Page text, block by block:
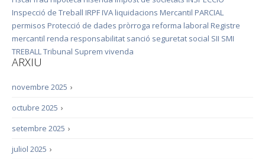
Inspecció de Treball IRPF IVA liquidacions Mercantil PARCIAL
permisos Protecció de dades pròrroga reforma laboral Registre
mercantil renda responsabilitat sanció seguretat social SII SMI
TREBALLTribunal Suprem vivenda
ARXIU
›
novembre 2025
›
octubre 2025
›
setembre 2025
›
juliol 2025